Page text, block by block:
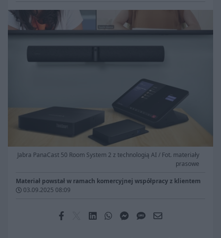
Jabra PanaCast 50 Room System 2 z technologią AI / Fot. materiały
prasowe
Materiał powstał w ramach komercyjnej współpracy z klientem
03.09.2025 08:09